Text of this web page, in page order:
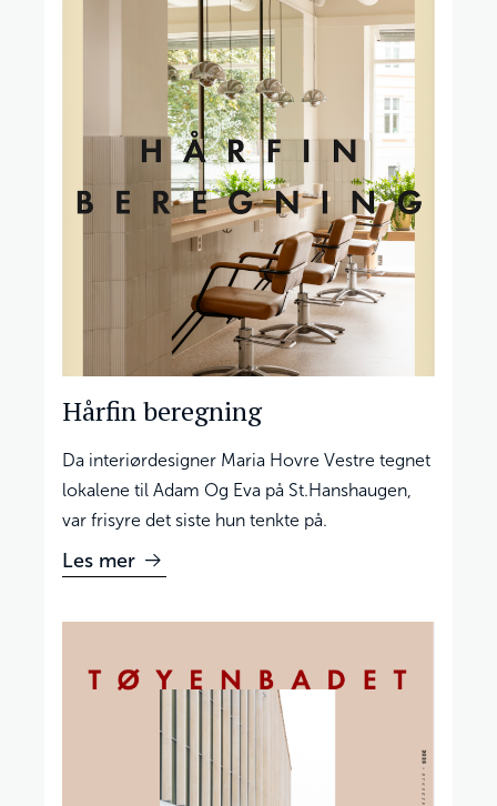
Hårfin beregning
Da interiørdesigner Maria Hovre Vestre tegnet
lokalene til Adam Og Eva på St.Hanshaugen,
var frisyre det siste hun tenkte på.
Les mer